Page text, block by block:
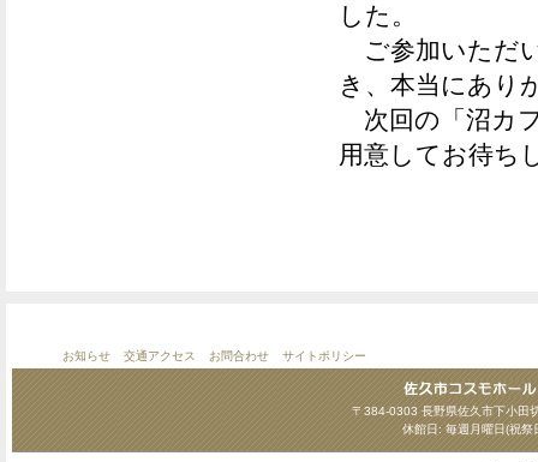
した。
ご参加いただ
き、本当にあり
次回の「沼カ
用意してお待ち
お知らせ 交通アクセス お問合わせ サイトポリシー
〒384-0303 長野県佐久市下小
休館日: 毎週月曜日(祝